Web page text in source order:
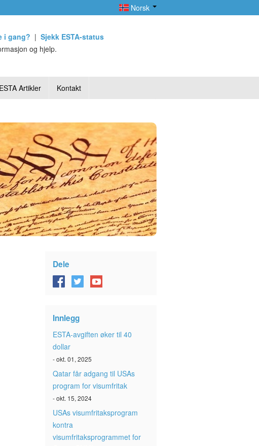
Norsk
i gang? | Sjekk ESTA-status
og hjelp.
ESTA Artikler Kontakt
Dele
Innlegg
ESTA-avgiften øker til 40
dollar
- okt. 01, 2025
Qatar får adgang til USAs
program for visumfritak
- okt. 15, 2024
USAs visumfritaksprogram
kontra
visumfritaksprogrammet for